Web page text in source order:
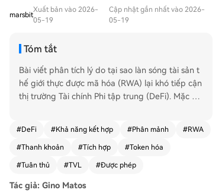
marsbit
Xuất bản vào 2026-
05-19
Cập nhật gần nhất vào 2026-
05-19
Tóm tắt
Bài viết phân tích lý do tại sao làn sóng tài sản t
hế giới thực được mã hóa (RWA) lại khó tiếp cận
thị trường Tài chính Phi tập trung (DeFi). Mặc dù
ác giao thức DeFi để tham gia vào hệ sinh thái.
Hầu hết tài sản RWA, như quỹ trái phiếu, thị trườ
ng tiền tệ (166 tỷ USD), vàng & hàng hóa (57 tỷ
ứng dụng DeFi do được thiết kế chủ yếu cho nh
#DeFi #Khả năng kết hợp #Phân mảnh #RWA
#Thanh khoản #Tích hợp #Token hóa
#Tuân thủ #TVL #Được phép
Tác giả: Gino Matos